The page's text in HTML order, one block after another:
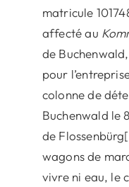
matricule
affecté au
de
pour
colonne de
Buchenwald le
de
wagons de
vivre ni eau, le